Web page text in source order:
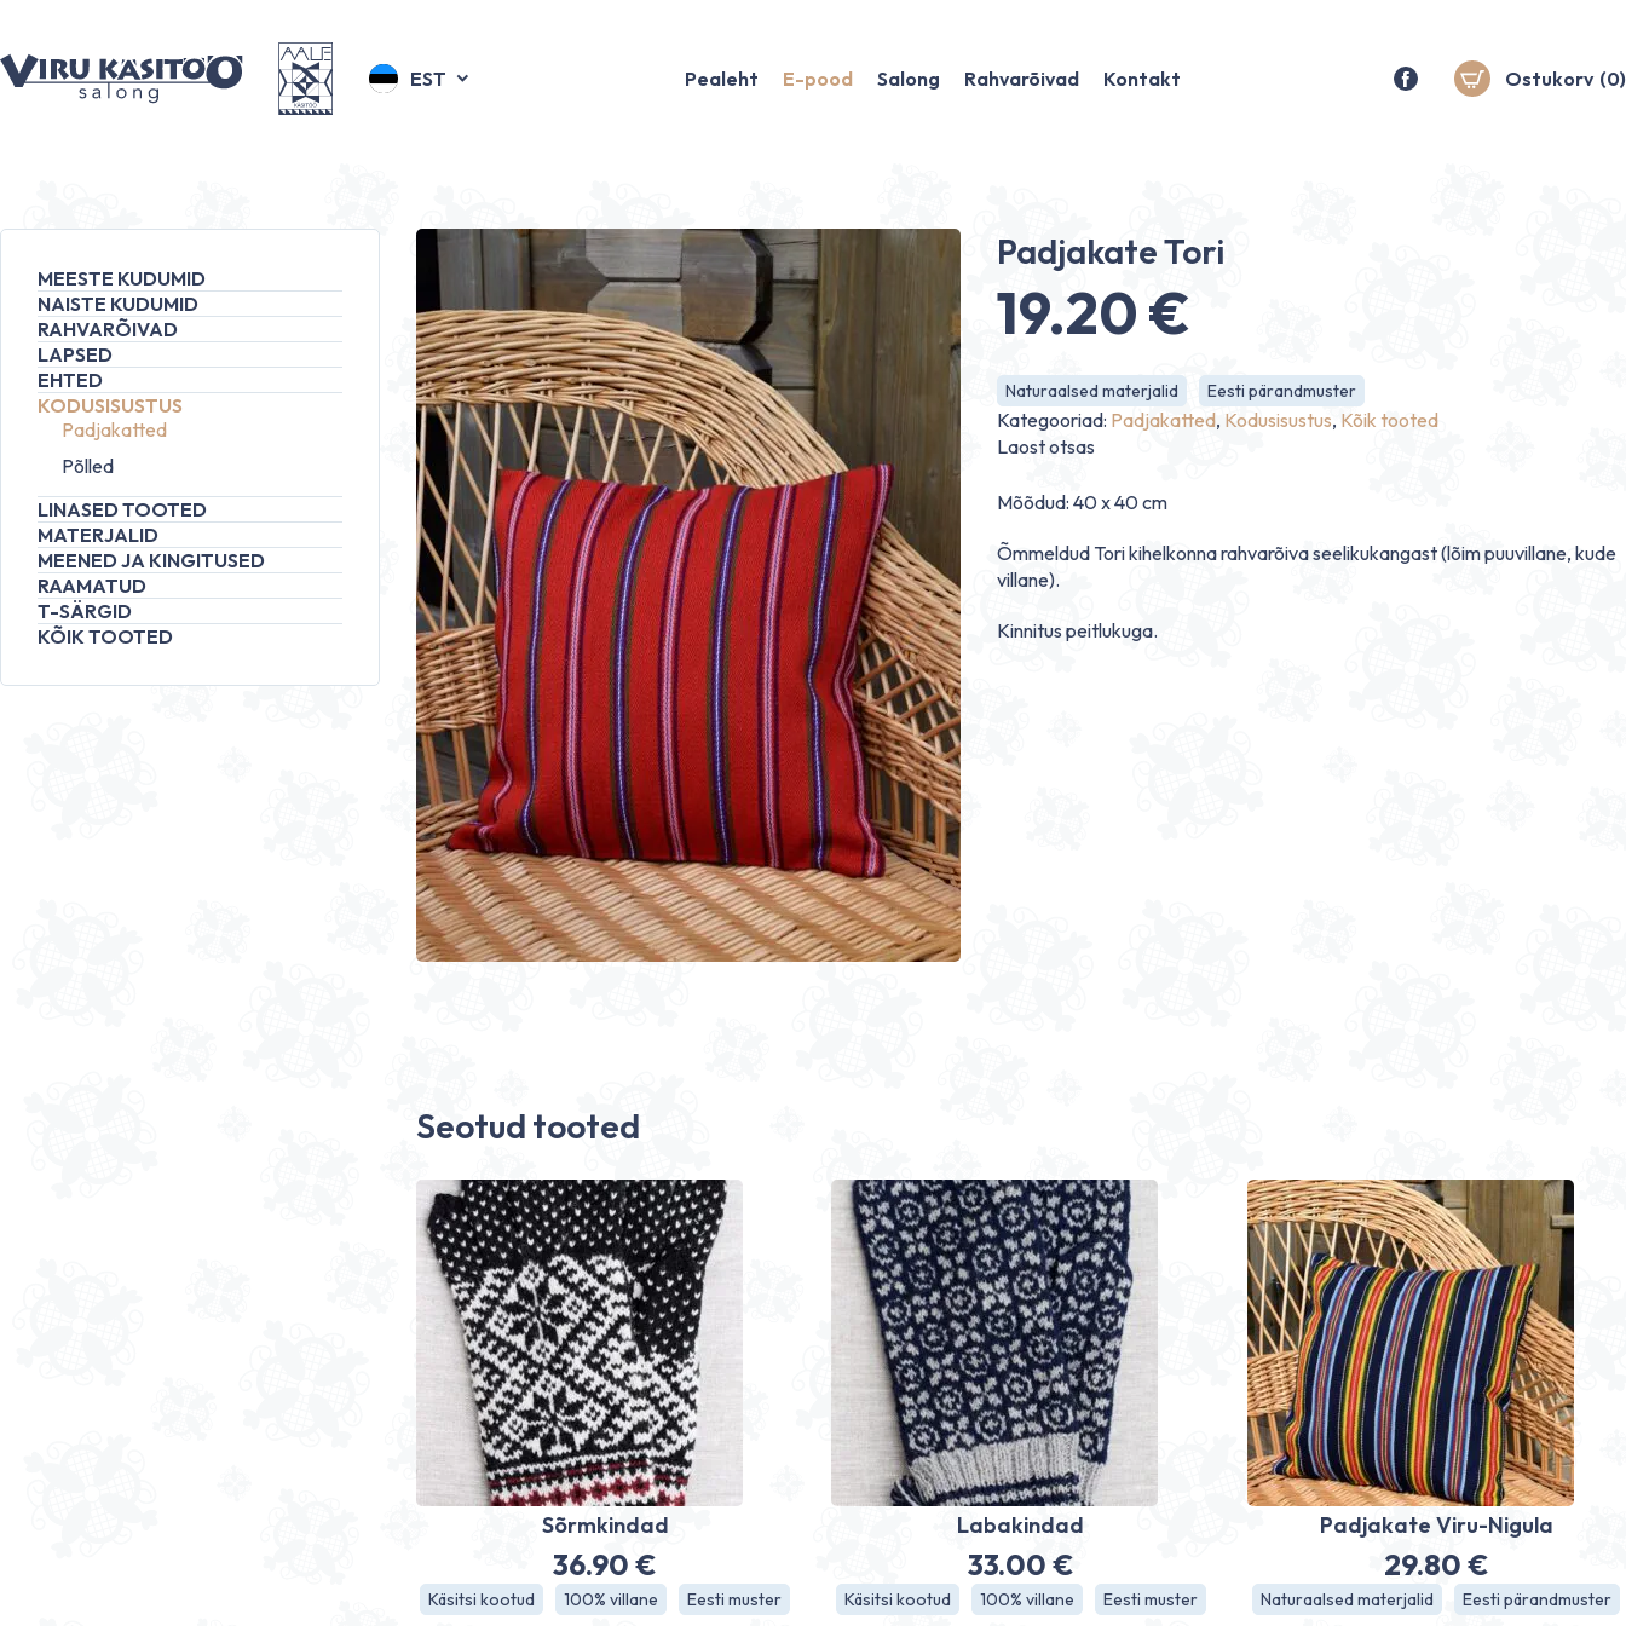
EST Pealeht E-pood Salong Rahvarõivad Kontakt Ostukorv (0)
MEESTE KUDUMID
NAISTE KUDUMID
RAHVARÕIVAD
LAPSED
EHTED
KODUSISUSTUS
Padjakatted
Põlled
LINASED TOOTED
MATERJALID
MEENED JA KINGITUSED
RAAMATUD
T-SÄRGID
KÕIK TOOTED
Padjakate Tori
19.20€
Naturaalsed materjalid Eesti pärandmuster
Kategooriad: Padjakatted, Kodusisustus, Kõik tooted
Laost otsas
Mõõdud: 40 x 40 cm
Õmmeldud Tori kihelkonna rahvarõiva seelikukangast (lõim puuvillane, kude
villane).
Kinnitus peitlukuga.
Seotud tooted
Sõrmkindad
36.90€
Käsitsi kootud 100% villane Eesti muster
Labakindad
33.00 €
Käsitsi kootud 100% villane Eesti muster
Padjakate Viru-Nigula
29.80 €
Naturaalsed materjalid Eesti pärandmuster